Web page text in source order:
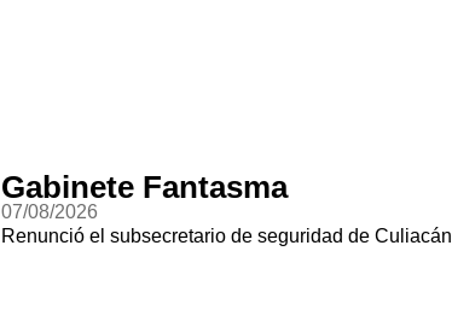
Gabinete Fantasma
07/08/2026
Renunció el subsecretario de seguridad de Culiacán